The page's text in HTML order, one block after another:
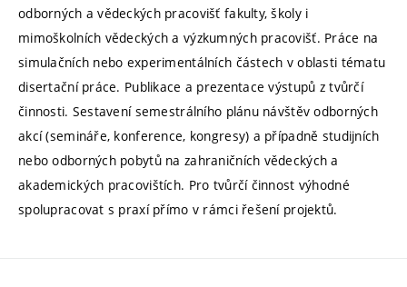
odborných a vědeckých pracovišť fakulty, školy i
mimoškolních vědeckých a výzkumných pracovišť. Práce na
simulačních nebo experimentálních částech v oblasti tématu
disertační práce. Publikace a prezentace výstupů z tvůrčí
činnosti. Sestavení semestrálního plánu návštěv odborných
akcí (semináře, konference, kongresy) a případně studijních
nebo odborných pobytů na zahraničních vědeckých a
akademických pracovištích. Pro tvůrčí činnost výhodné
spolupracovat s praxí přímo v rámci řešení projektů.